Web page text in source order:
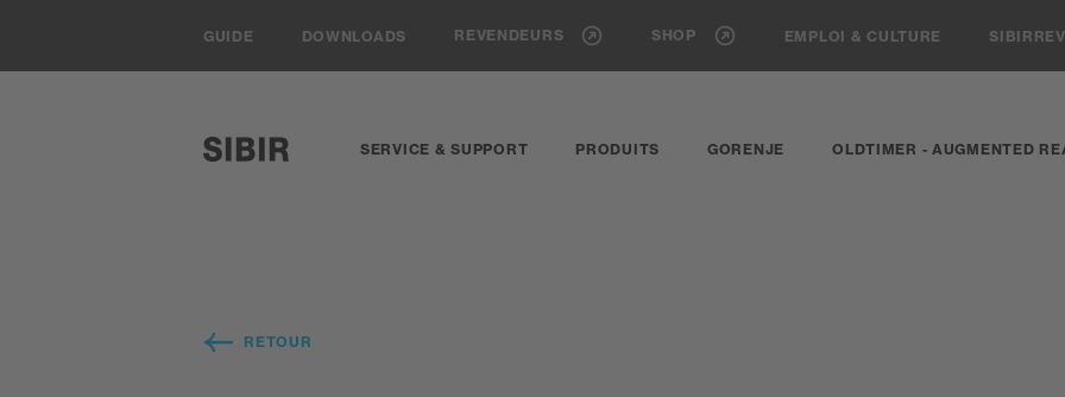
GUIDE DOWNLOADS REVENDEURS SHOP EMPLOI & CULTURE
SERVICE & SUPPORT PRODUITS GORENJE OLDTIMER - AUGMENTED
RETOUR